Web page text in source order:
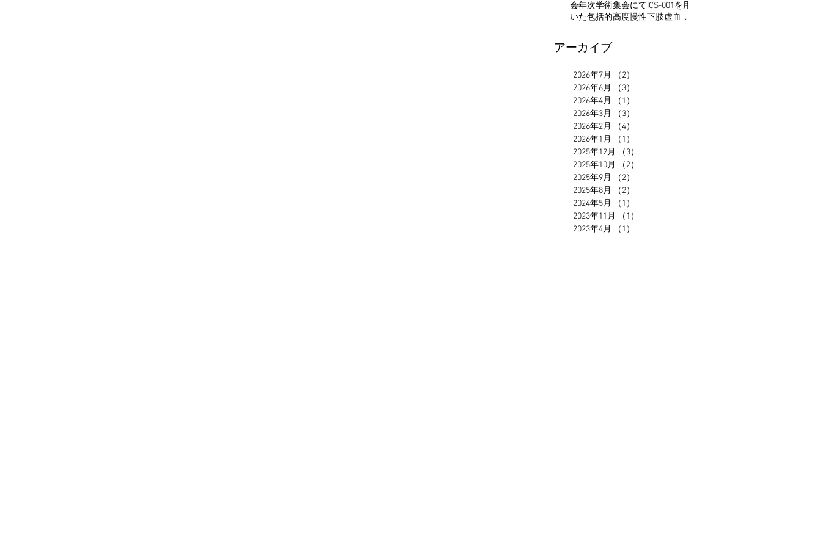
会年次学術集会にてICS-001を用
いた包括的高度慢性下肢虚血
主導治験についての発表を行い
ました。
アーカイブ
2026年7月 （2）
2026年6月
（3）
2026年4月
（1）
2026年3月
（3）
2026年2月
（4）
2026年1月
（1）
2025年12月
（3）
2025年10月
（2）
2025年9月
（2）
2025年8月
（2）
2024年5月
（1）
2023年11月
（1）
2023年4月
（1）